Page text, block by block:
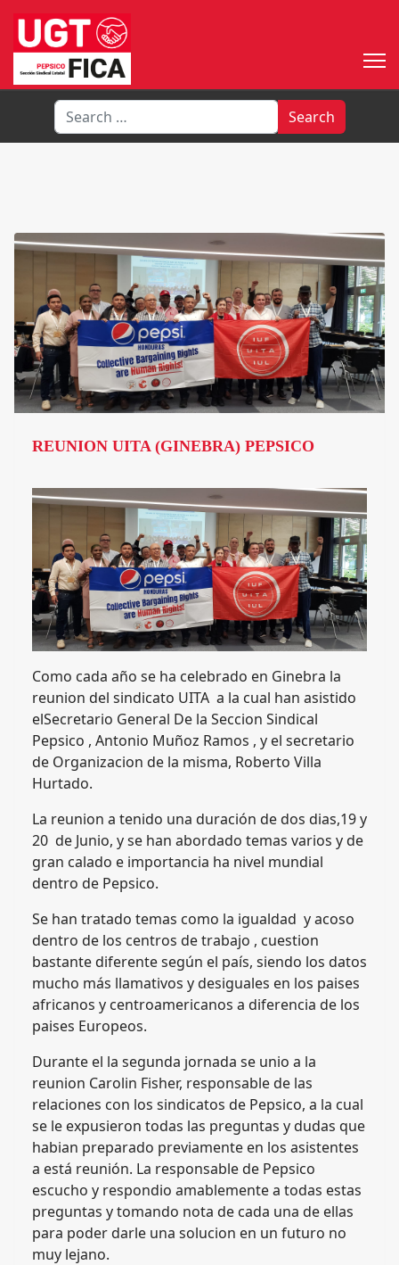
Search Search
REUNION UITA (GINEBRA) PEPSICO
Como cada año se ha celebrado en Ginebra la
reunion del sindicato UITA a la cual han asistido
elSecretario General De la Seccion Sindical
Pepsico , Antonio Muñoz Ramos , y el secretario
de Organizacion de la misma, Roberto Villa
Hurtado.
La reunion a tenido una duración de dos dias,19 y
20 de Junio, y se han abordado temas varios y de
gran calado e importancia ha nivel mundial
dentro de Pepsico.
Se han tratado temas como la igualdad y acoso
dentro de los centros de trabajo , cuestion
bastante diferente según el país, siendo los datos
mucho más llamativos y desiguales en los paises
africanos y centroamericanos a diferencia de los
paises Europeos.
Durante el la segunda jornada se unio a la
reunion Carolin Fisher, responsable de las
relaciones con los sindicatos de Pepsico, a la cual
se le expusieron todas las preguntas y dudas que
habian preparado previamente en los asistentes
a está reunión. La responsable de Pepsico
escucho y respondio amablemente a todas estas
preguntas y tomando nota de cada una de ellas
para poder darle una solucion en un futuro no
muy lejano.